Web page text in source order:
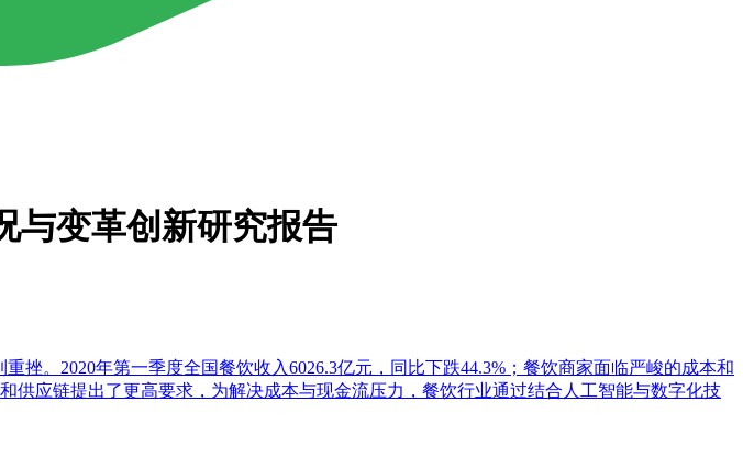
与变革创新研究报告
。2020年第一季度全国餐饮收入6026.3亿元，同比下跌44.3%；餐饮商家面临严峻的成本和
供应链提出了更高要求，为解决成本与现金流压力，餐饮行业通过结合人工智能与数字化技